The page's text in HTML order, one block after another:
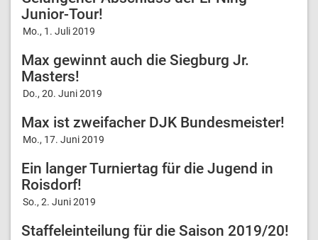
Junior-Tour!
Mo., 1. Juli 2019
Max gewinnt auch die Siegburg Jr.
Masters!
Do., 20. Juni 2019
Max ist zweifacher DJK Bundesmeister!
Mo., 17. Juni 2019
Ein langer Turniertag für die Jugend in
Roisdorf!
So., 2. Juni 2019
Staffeleinteilung für die Saison 2019/20!